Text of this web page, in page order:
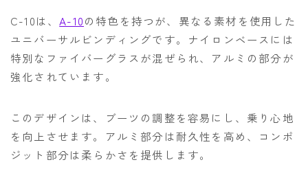
C-10は、A-10の特色を持つが、異なる素材を使用した
ユニバーサルビンディングです。ナイロンベースには
特別なファイバーグラスが混ぜられ、アルミの部分が
強化されています。
このデザインは、ブーツの調整を容易にし、乗り心地
を向上させます。アルミ部分は耐久性を高め、コンポ
ジット部分は柔らかさを提供します。